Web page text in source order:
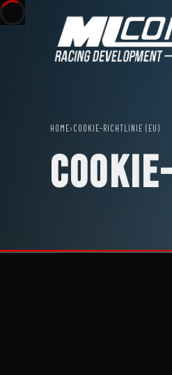
HOME› COOKIE-RICHTLINIE (EU)